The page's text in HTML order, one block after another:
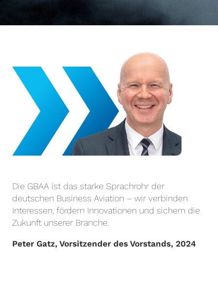
Die GBAA ist das starke Sprachrohr der
deutschen Business Aviation – wir verbinden
Interessen, fördern Innovationen und sichern die
Zukunft unserer Branche.
Peter Gatz, Vorsitzender des Vorstands, 2024